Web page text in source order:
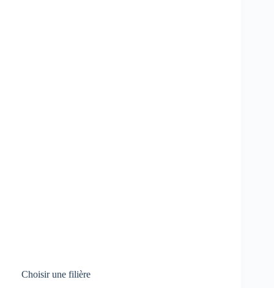
Choisir une filière